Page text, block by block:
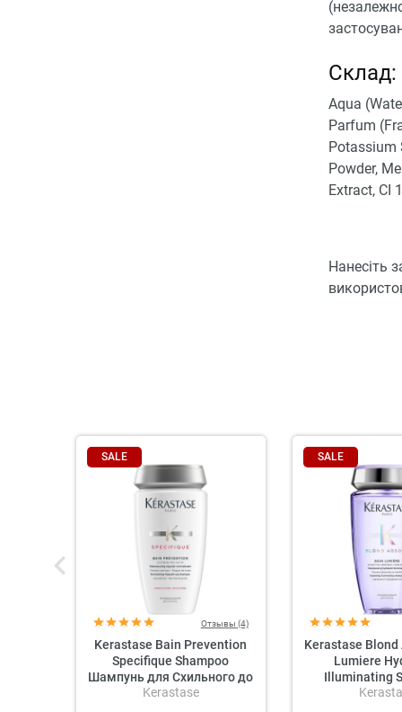
Склад:
Aqua
Parfum
Potassium
Powder,
Extract, CI
Нанесіть
SALE
Отзывы (4)
Kerastase Bain Prevention
Specifique Shampoo
Шампунь для Схильного до
Випадіння Волосся
Kerastase
SALE
Kerastase Blond
Lumiere
Illuminating